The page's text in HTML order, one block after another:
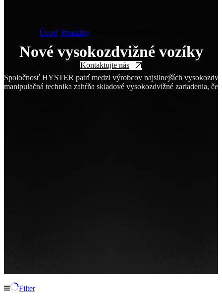
Úvod Produkty
Nové vysokozdvižné vozíky
Kontaktujte nás
Spoločnosť HYSTER patrí medzi výrobcov najsilnejších
manipulačná technika zahŕňa skladové vysokozdvižné zariadenia,
Filter